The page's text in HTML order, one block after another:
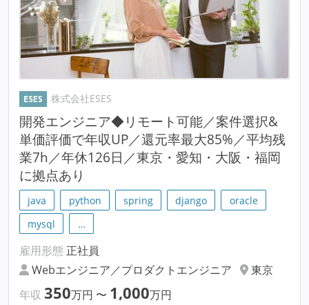
株式会社ESES
開発エンジニア◆リモート可能／案件選択&
単価評価で年収UP／還元率最大85%／平均残
業7h／年休126日／東京・愛知・大阪・福岡
に拠点あり
java python spring django
oracle
mysql
…
雇用形態 正社員
Webエンジニア／プロダクトエンジニア
東京
年収 350万円 〜 1,000万円